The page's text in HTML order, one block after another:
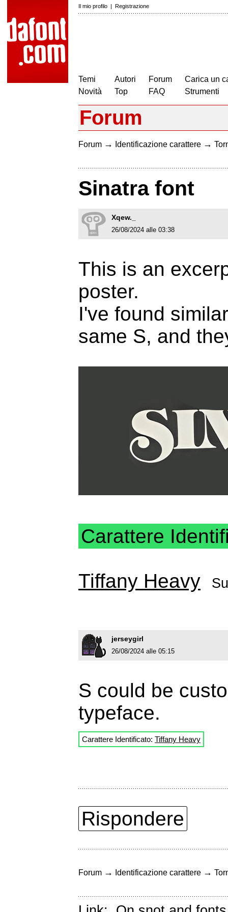
Il mio profilo | Registrazione
Temi
Novità
Autori
Top
Forum
FAQ
Carica un
Strumenti
Forum
Forum → Identificazione carattere →
Sinatra font
Xqew._
26/08/2024 alle 03:38
This is an
poster.
I've found
same S, and
Carattere
Tiffany Heavy
jerseygirl
26/08/2024 alle 05:15
S could be
typeface.
Carattere Identificato: Tiffany Heavy
Rispondere
Forum → Identificazione carattere →